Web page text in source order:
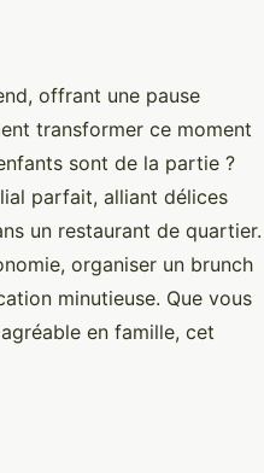
offrant une pause
transformer ce moment
sont de la partie ?
parfait, alliant délices
un restaurant de quartier.
organiser un brunch
minutieuse. Que vous
en famille, cet